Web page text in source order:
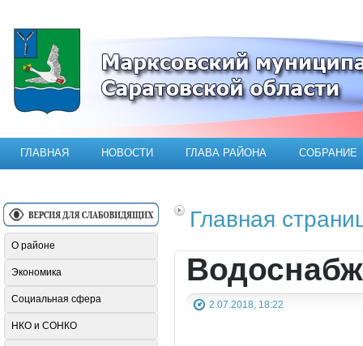
Официальный сайт Марксовского
ГЛАВНАЯ НОВОСТИ ГЛАВА РАЙОНА СОБРАНИЕ
Главная
2.07.2018, 18:22
О районе
Экономика
Социальная сфера
НКО и СОНКО